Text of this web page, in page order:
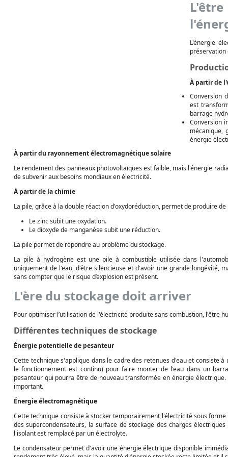
L'énergie
À partir de
Conversion
est
barrage
Conversion
mécanique,
énergie
À partir du rayonnement électromagnétique solaire
Le rendement des panneaux photovoltaïques est faible, mais l'énergie
de subvenir aux besoins mondiaux en électricité.
À partir de la chimie
La pile, grâce à la double réaction d'oxydoréduction, permet de produire
Le zinc subit une oxydation.
Le dioxyde de manganèse subit une réduction.
La pile permet de répondre au problème du stockage.
La pile à hydrogène est une pile à combustible utilisée dans
uniquement de l'eau, d'être silencieuse et d'avoir une grande longévité,
sans compter que le risque d’explosion est présent.
L'ère du stockage doit arriver
Pour optimiser l’utilisation de l'électricité produite sans combustion, l'être
Différentes techniques de stockage
Énergie potentielle de pesanteur
Cette technique s'applique dans le cadre des retenues d'eau et consiste
le fonctionnement est continu) pour faire monter de l'eau dans un
pesanteur qui pourra être de nouveau transformée en énergie
important.
Énergie électromagnétique
Cette technique consiste à stocker temporairement l'électricité sous
des supercondensateurs, la surface de stockage des charges
l'isolant est remplacé par un électrolyte.
Le condensateur permet d'avoir une énergie électrique disponible